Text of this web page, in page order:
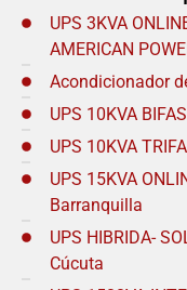
UPS 3KVA
AMERICAN
Acondicionador
UPS 10KVA
UPS 10KVA
UPS 15KVA
Barranquilla
UPS HIBRIDA-
Cúcuta